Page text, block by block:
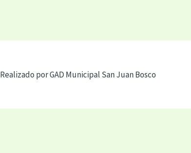
Realizado por GAD Municipal San Juan Bosco